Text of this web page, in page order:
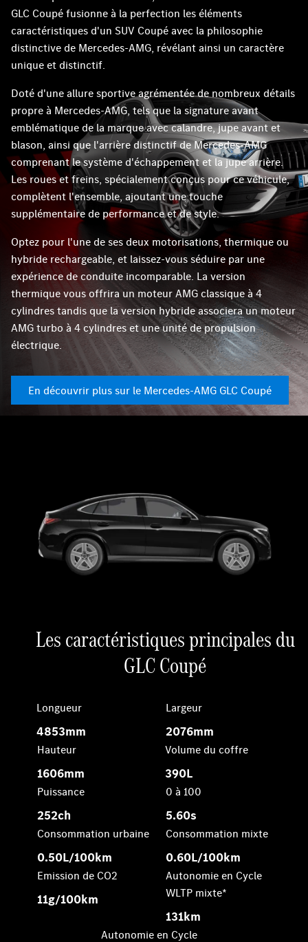
GLC Coupé fusionne à la perfection les éléments
caractéristiques d'un SUV Coupé avec la philosophie
distinctive de Mercedes-AMG, révélant ainsi un caractère
unique et distinctif.
Doté d'une allure sportive agrémentée de nombreux détails
propre à Mercedes-AMG, tels que la signature avant
emblématique de la marque avec calandre, jupe avant et
blason, ainsi que l'arrière distinctif de Mercedes-AMG
comprenant le système d'échappement et la jupe arrière.
Les roues et freins, spécialement conçus pour ce véhicule,
complètent l'ensemble, ajoutant une touche
supplémentaire de performance et de style.
Optez pour l'une de ses deux motorisations, thermique ou
hybride rechargeable, et laissez-vous séduire par une
expérience de conduite incomparable. La version
thermique vous offrira un moteur AMG classique à 4
cylindres tandis que la version hybride associera un moteur
AMG turbo à 4 cylindres et une unité de propulsion
électrique.
En découvrir plus sur le Mercedes-AMG GLC Coupé
Les caractéristiques principales du
GLC Coupé
Longueur
4853mm
Largeur
2076mm
Hauteur
1606mm
Volume du coffre
390L
Puissance
252ch
0 à 100
5.60s
Consommation urbaine
0.50L/100km
Consommation mixte
0.60L/100km
Emission de CO2
11g/100km
Autonomie en Cycle
WLTP mixte*
131km
Autonomie en Cycle